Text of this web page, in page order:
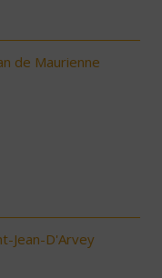
de Maurienne
Jean-D'Arvey